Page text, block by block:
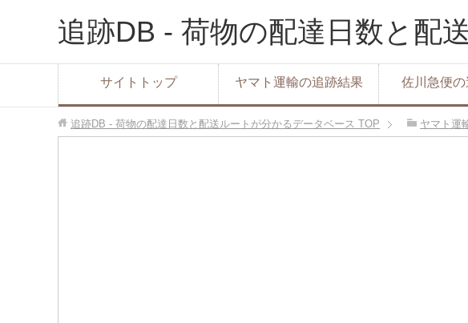
追跡DB - 荷物の配達日数と配
サイトトップ ヤマト運輸の追跡結果 佐川急便
追跡DB - 荷物の配達日数と配送ルートが分かるデータベース TOP ヤマト運